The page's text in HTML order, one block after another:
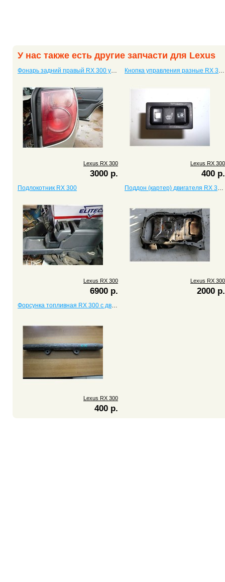
У нас также есть другие запчасти для Lexus
Фонарь задний правый RX 300 универсал
Lexus RX 300
3000 р.
Кнопка управления разные RX 300
Lexus RX 300
400 р.
Подлокотник RX 300
Lexus RX 300
6900 р.
Поддон (картер) двигателя RX 300, 3.0
Lexus RX 300
2000 р.
Форсунка топливная RX 300 с двигателем 3.0
Lexus RX 300
400 р.